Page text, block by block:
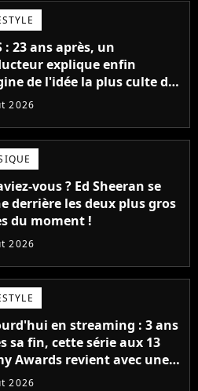
: 23 ans après, un
explique enfin
de l'idée la plus culte de
(et on ne parle pas du
2026
vous ? Ed Sheeran se
derrière les deux plus gros
du moment !
2026
en streaming : 3 ans
sa fin, cette série aux 13
Awards revient avec une
totalement différente
2026